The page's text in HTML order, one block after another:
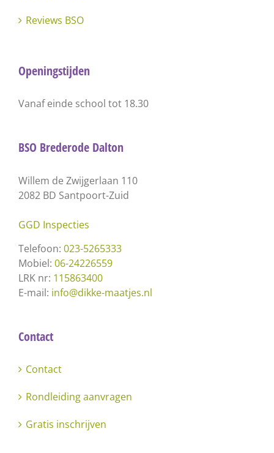
Reviews BSO
Openingstijden
Vanaf einde school tot 18.30
BSO Brederode Dalton
Willem de Zwijgerlaan 110
2082 BD Santpoort-Zuid
GGD Inspecties
Telefoon: 023-5265333
Mobiel: 06-24226559
LRK nr: 115863400
E-mail: info@dikke-maatjes.nl
Contact
Contact
Rondleiding aanvragen
Gratis inschrijven